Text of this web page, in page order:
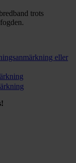
trots
eller